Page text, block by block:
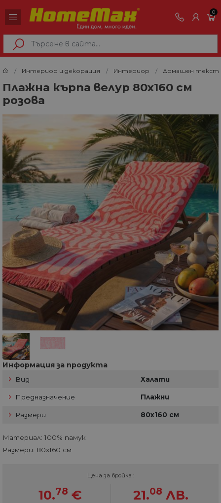
0
Интериор и декорация Интериор Домашен
Плажна кърпа велур 80х160 см
розова
Информация за продукта
Вид Халати
Предназначение Плажни
Размери 80х160 см
Материал: 100% памук
Размери: 80х160 см
Цена за бройка :
10.78 € 21.08 ЛВ.